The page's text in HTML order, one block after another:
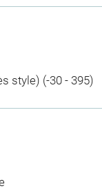
style) (-30 - 395)